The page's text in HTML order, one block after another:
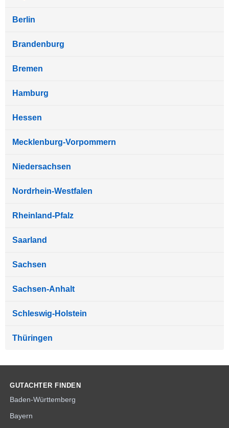
Berlin
Brandenburg
Bremen
Hamburg
Hessen
Mecklenburg-Vorpommern
Niedersachsen
Nordrhein-Westfalen
Rheinland-Pfalz
Saarland
Sachsen
Sachsen-Anhalt
Schleswig-Holstein
Thüringen
GUTACHTER FINDEN
Baden-Württemberg
Bayern